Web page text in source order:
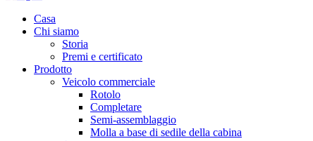
Casa
Chi siamo
Storia
Premi e certificato
Prodotto
Veicolo commerciale
Rotolo
Completare
Semi-assemblaggio
Molla a base di sedile della cabina